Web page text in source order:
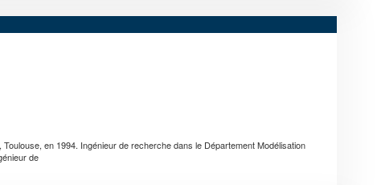
en 1994. Ingénieur de recherche dans le Département Modélisation
de